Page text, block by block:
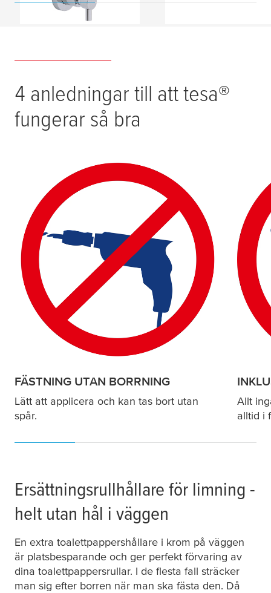
4 anledningar till atttesa®
fungerar så bra
FÄSTNING UTAN BORRNING
Lätt att applicera och kan tas bort utan
spår.
Allt
alltid i
Ersättningsrullhållare för limning -
helt utan hål i väggen
En extra toalettpappershållare i krom på väggen
är platsbesparande och ger perfekt förvaring av
dina toalettpappersrullar. I de flesta fall sträcker
man sig efter borren när man ska fästa den. Då